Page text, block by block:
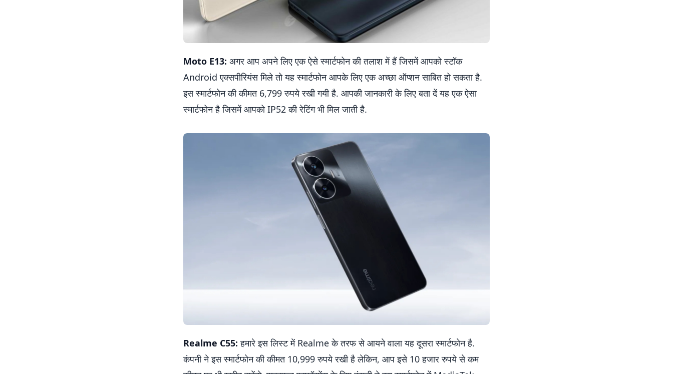
Moto E13: अगर आप अपने लिए एक ऐसे स्मार्टफोन की तलाश में हैं जिसमें आपको स्टॉक
Android एक्सपीरियंस मिले तो यह स्मार्टफोन आपके लिए एक अच्छा ऑप्शन साबित हो सकता है.
इस स्मार्टफोन की कीमत 6,799 रुपये रखी गयी है. आपकी जानकारी के लिए बता दें यह एक ऐसा
स्मार्टफोन है जिसमें आपको IP52 की रेटिंग भी मिल जाती है.
Realme C55: हमारे इस लिस्ट में Realme के तरफ से आयने वाला यह दूसरा स्मार्टफोन है.
कंपनी ने इस स्मार्टफोन की कीमत 10,999 रुपये रखी है लेकिन, आप इसे 10 हजार रुपये से कम